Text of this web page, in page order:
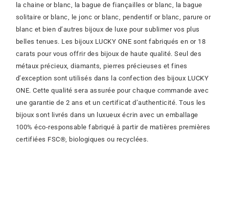
la chaine or blanc, la bague de fiançailles or blanc, la bague
solitaire or blanc, le jonc or blanc, pendentif or blanc, parure or
blanc et bien d’autres bijoux de luxe pour sublimer vos plus
belles tenues. Les bijoux LUCKY ONE sont fabriqués en or 18
carats pour vous offrir des bijoux de haute qualité. Seul des
métaux précieux, diamants, pierres précieuses et fines
d’exception sont utilisés dans la confection des bijoux LUCKY
ONE. Cette qualité sera assurée pour chaque commande avec
une garantie de 2 ans et un certificat d’authenticité. Tous les
bijoux sont livrés dans un luxueux écrin avec un emballage
100% éco-responsable fabriqué à partir de matières premières
certifiées FSC®, biologiques ou recyclées.